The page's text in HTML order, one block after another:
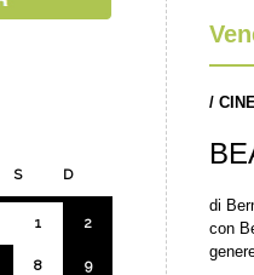
/
di
con
S D
1 2
8 9